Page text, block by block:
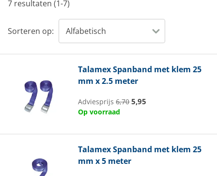
7 resultaten (1-7)
Sorteren op:
TalamexSpanband met klem 25
mm x 2.5 meter
Adviesprijs6,70 5,95
Op voorraad
TalamexSpanband met klem 25
mm x 5 meter